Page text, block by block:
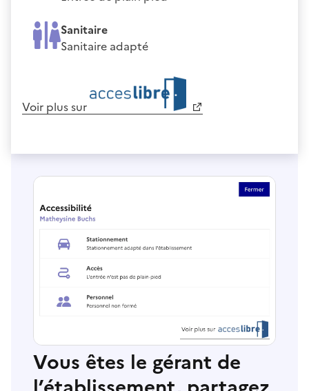
Sanitaire
Sanitaire adapté
Voir plus sur
Vous êtes le gérant de